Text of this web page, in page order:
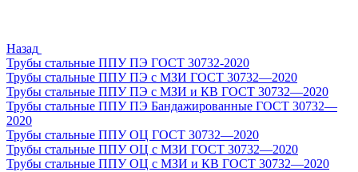
Назад
Трубы стальные ППУ ПЭ ГОСТ 30732-2020
Трубы стальные ППУ ПЭ с МЗИ ГОСТ 30732—2020
Трубы стальные ППУ ПЭ с МЗИ и КВ ГОСТ 30732—2020
Трубы стальные ППУ ПЭ Бандажированные ГОСТ 30732—
2020
Трубы стальные ППУ ОЦ ГОСТ 30732—2020
Трубы стальные ППУ ОЦ с МЗИ ГОСТ 30732—2020
Трубы стальные ППУ ОЦ с МЗИ и КВ ГОСТ 30732—2020